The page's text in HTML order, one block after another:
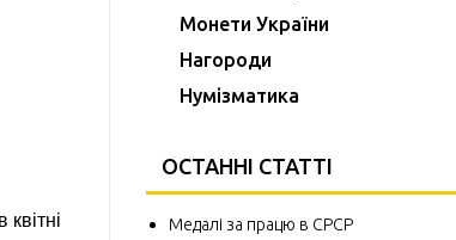
Монети України
Нагороди
Нумізматика
ОСТАННІ СТАТТІ
Медалі за працю в СРСР